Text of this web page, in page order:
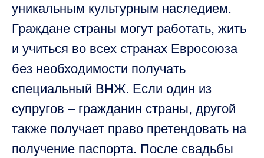
уникальным культурным наследием.
Граждане страны могут работать, жить
и учиться во всех странах Евросоюза
без необходимости получать
специальный ВНЖ. Если один из
супругов – гражданин страны, другой
также получает право претендовать на
получение паспорта. После свадьбы